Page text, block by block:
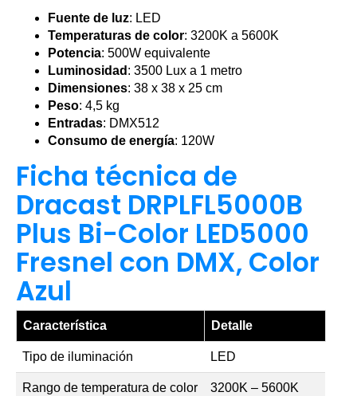
Fuente de luz: LED
Temperaturas de color: 3200K a 5600K
Potencia: 500W equivalente
Luminosidad : 3500 Lux a 1 metro
Dimensiones: 38 x 38 x 25 cm
Peso: 4,5 kg
Entradas: DMX512
Consumo de energía: 120W
Ficha técnica de
Dracast DRPLFL5000B
Plus Bi-Color LED5000
Fresnel con DMX, Color
Azul
Característica Detalle
Tipo de iluminación LED
Rango de temperatura de color 3200K – 5600K